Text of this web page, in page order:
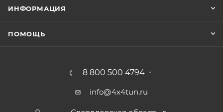
ИНФОРМАЦИЯ
ПОМОЩЬ
8 800 500 4794
info@4x4tun.ru